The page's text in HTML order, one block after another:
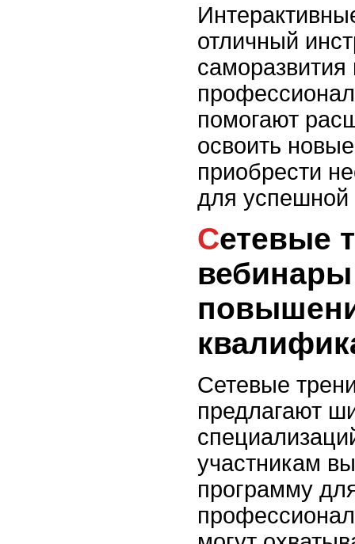
отличный
помогают
освоить
приобрести
для успешной
Сетевые тренинги и
Сетевые
предлагают
участникам
программу